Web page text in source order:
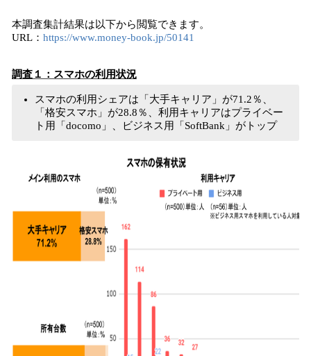
本調査集計結果は以下から閲覧できます。
URL： https://www.money-book.jp/50141
調査１：スマホの利用状況
スマホの利用シェアは「大手キャリア」が71.2％、
「格安スマホ」が28.8％、利用キャリアはプライベー
ト用「docomo」、ビジネス用「SoftBank」がトップ